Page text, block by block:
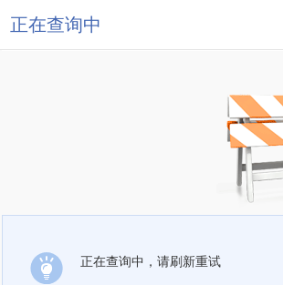
正在查询中
正在查询中，请刷新重试